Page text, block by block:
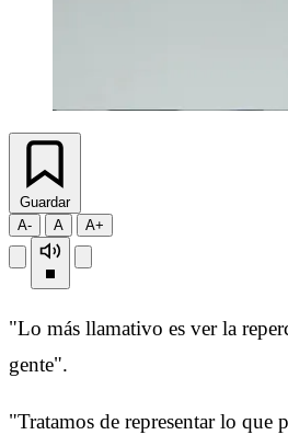
Guardar
A-
A A+
"Lo más llamativo es ver la
gente".
"Tratamos de representar lo que